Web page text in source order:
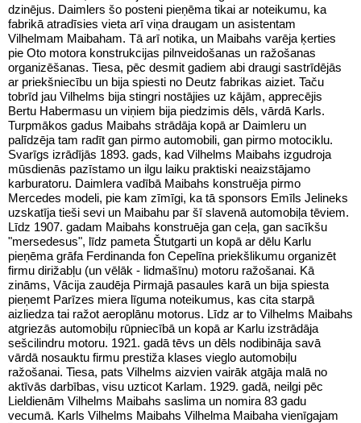
dzinējus. Daimlers šo posteni pieņēma tikai ar noteikumu, ka
fabrikā atradīsies vieta arī viņa draugam un asistentam
Vilhelmam Maibaham. Tā arī notika, un Maibahs varēja ķerties
pie Oto motora konstrukcijas pilnveidošanas un ražošanas
organizēšanas. Tiesa, pēc desmit gadiem abi draugi sastrīdējās
ar priekšniecību un bija spiesti no Deutz fabrikas aiziet. Taču
tobrīd jau Vilhelms bija stingri nostājies uz kājām, apprecējis
Bertu Habermasu un viņiem bija piedzimis dēls, vārdā Karls.
Turpmākos gadus Maibahs strādāja kopā ar Daimleru un
palīdzēja tam radīt gan pirmo automobili, gan pirmo motociklu.
Svarīgs izrādījās 1893. gads, kad Vilhelms Maibahs izgudroja
mūsdienās pazīstamo un ilgu laiku praktiski neaizstājamo
karburatoru. Daimlera vadībā Maibahs konstruēja pirmo
Mercedes modeli, pie kam zīmīgi, ka tā sponsors Emīls Jelineks
uzskatīja tieši sevi un Maibahu par šī slavenā automobiļa tēviem.
Līdz 1907. gadam Maibahs konstruēja gan ceļa, gan sacīkšu
"mersedesus", līdz pameta Štutgarti un kopā ar dēlu Karlu
pieņēma grāfa Ferdinanda fon Cepelīna priekšlikumu organizēt
firmu dirižabļu (un vēlāk - lidmašīnu) motoru ražošanai. Kā
zināms, Vācija zaudēja Pirmajā pasaules karā un bija spiesta
pieņemt Parīzes miera līguma noteikumus, kas cita starpā
aizliedza tai ražot aeroplānu motorus. Līdz ar to Vilhelms Maibahs
atgriezās automobiļu rūpniecībā un kopā ar Karlu izstrādāja
sešcilindru motoru. 1921. gadā tēvs un dēls nodibināja savā
vārdā nosauktu firmu prestiža klases vieglo automobiļu
ražošanai. Tiesa, pats Vilhelms aizvien vairāk atgāja malā no
aktīvās darbības, visu uzticot Karlam. 1929. gadā, neilgi pēc
Lieldienām Vilhelms Maibahs saslima un nomira 83 gadu
vecumā. Karls Vilhelms Maibahs Vilhelma Maibaha vienīgajam